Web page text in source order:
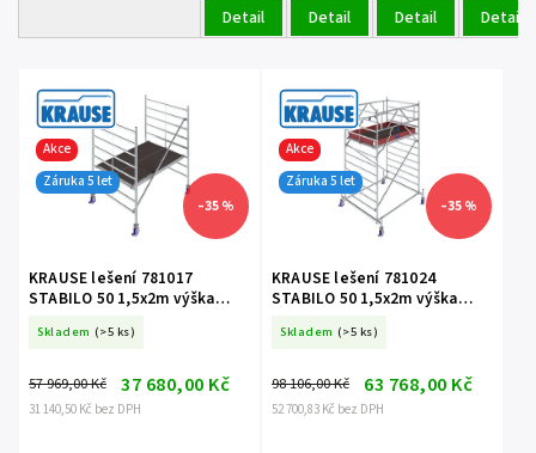
Detail
Detail Detail Detail
Akce
Záruka 5 let
–35 %
KRAUSE lešení 781017
STABILO 50 1,5x2m výška
Skladem (>5 ks)
31 140,50 Kč bez DPH
57 969,00 Kč 37 680,00 Kč
Akce
Záruka 5 let
–35 %
KRAUSE lešení 781024
STABILO 50 1,5x2m výška
Skladem (>5 ks)
52 700,83 Kč bez DPH
98 106,00 Kč 63 768,00 Kč